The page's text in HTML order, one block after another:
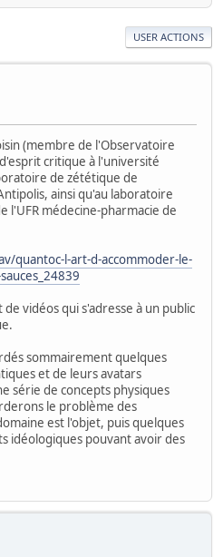
USER ACTIONS
(membre de l'Observatoire
critique à l'université
de zététique de
ainsi qu'au laboratoire
l'UFR médecine-pharmacie de
quantoc-l-art-d-accommoder-le-
vidéos qui s'adresse à un public
sommairement quelques
et de leurs avatars
série de concepts physiques
le problème des
est l'objet, puis quelques
idéologiques pouvant avoir des